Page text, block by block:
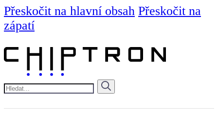
Přeskočit na hlavní obsah Přeskočit na
zápatí
Hledat